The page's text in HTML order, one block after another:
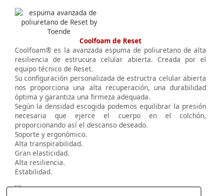
Coolfoam de Reset
Coolfoam® es la avanzada espuma de poliuretano de alta
resiliencia de estrucura celular abierta. Creada por el
equipo técnico de Reset.
Su configuración personalizada de estructra celular abierta
nos proporciona una alta recuperación, una durabilidad
óptima y garantiza una firmeza adequada.
Según la densidad escogida podemos equilibrar la presión
necesaria que ejerce el cuerpo en el colchón,
proporcionando así el descanso deseado.
Soporte y ergonómico.
Alta transpirabilidad.
Gran elasticidad.
Alta resiliencia.
Estabilidad.